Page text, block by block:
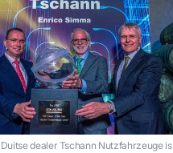
dealer Tschann Nutzfahrzeuge is